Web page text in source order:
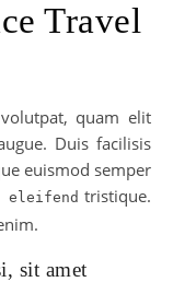
Travel
Duis facilisis
euismod semper
eleifend tristique.
sit amet